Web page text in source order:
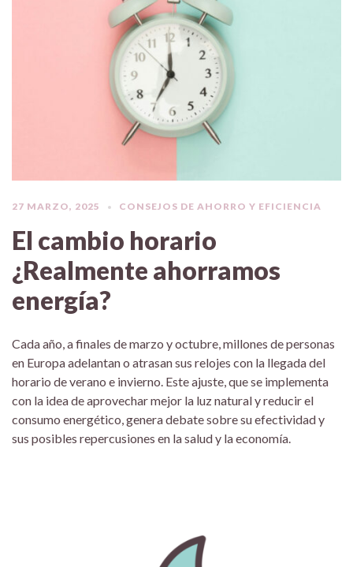
27 MARZO, 2025 CONSEJOS DE AHORRO Y EFICIENCIA
El cambio horario
¿Realmente ahorramos
energía?
Cada año, a finales de marzo y octubre, millones de personas
en Europa adelantan o atrasan sus relojes con la llegada del
horario de verano e invierno. Este ajuste, que se implementa
con la idea de aprovechar mejor la luz natural y reducir el
consumo energético, genera debate sobre su efectividad y
sus posibles repercusiones en la salud y la economía.